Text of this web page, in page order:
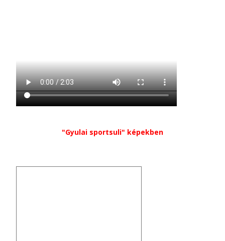
"Gyulai sportsuli" képekben